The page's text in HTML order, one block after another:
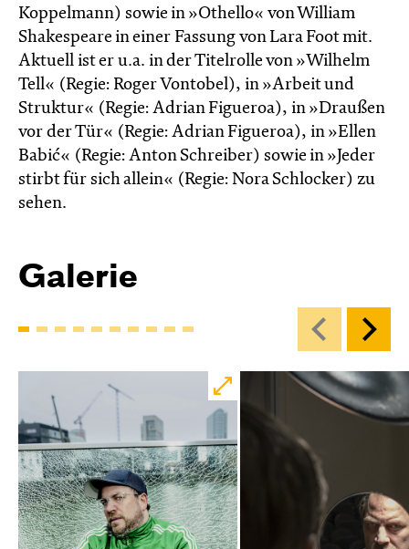
Koppelmann) sowie in »Othello« von William
Shakespeare in einer Fassung von Lara Foot mit.
Aktuell ist er u.a. in der Titelrolle von »Wilhelm
Tell« (Regie: Roger Vontobel), in »Arbeit und
Struktur« (Regie: Adrian Figueroa), in »Draußen
vor der Tür« (Regie: Adrian Figueroa), in »Ellen
Babić« (Regie: Anton Schreiber) sowie in »Jeder
stirbt für sich allein« (Regie: Nora Schlocker) zu
sehen.
Galerie